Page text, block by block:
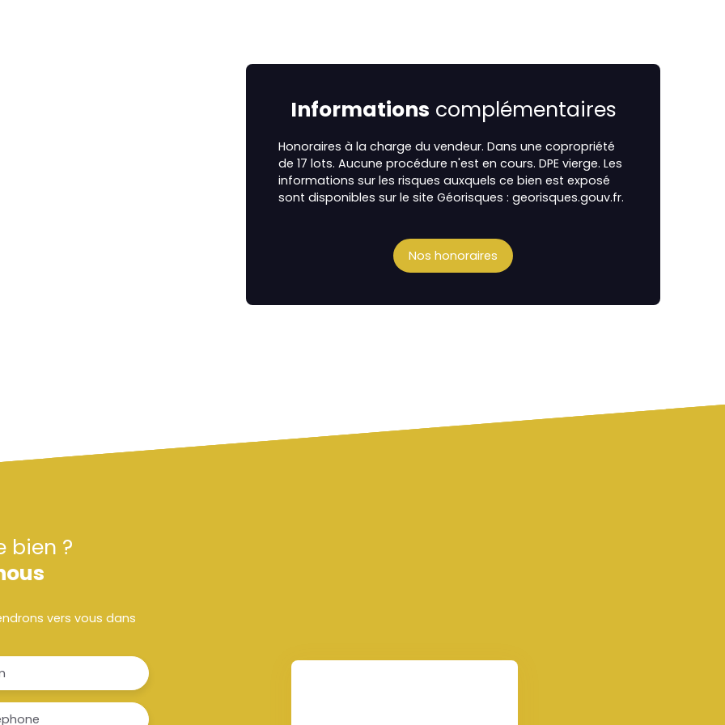
Informations complémentaires
Honoraires à la charge du vendeur. Dans une copropriété
de 17 lots. Aucune procédure n'est en cours. DPE vierge. Les
informations sur les risques auxquels ce bien est exposé
sont disponibles sur le site Géorisques : georisques.gouv.fr.
Nos honoraires
bien ?
vers vous dans